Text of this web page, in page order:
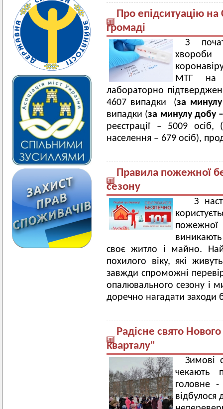
Про епідситуацію
громаді
З
МТГ на
лабораторно
4607 випадки (за
випадки (за минулу добу
реєстрації – 5009
населення – 679 осіб),
Правила пожежної
сезону
З
пожежної
своє житло і майно.
похилого віку, які
завжди спроможні
опалювального сезону і
доречно нагадати заходи
Радісне свято
кварталу"
Зимові
чекають
головне
відбулося